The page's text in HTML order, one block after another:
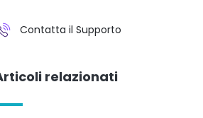
Contatta il Supporto
relazionati